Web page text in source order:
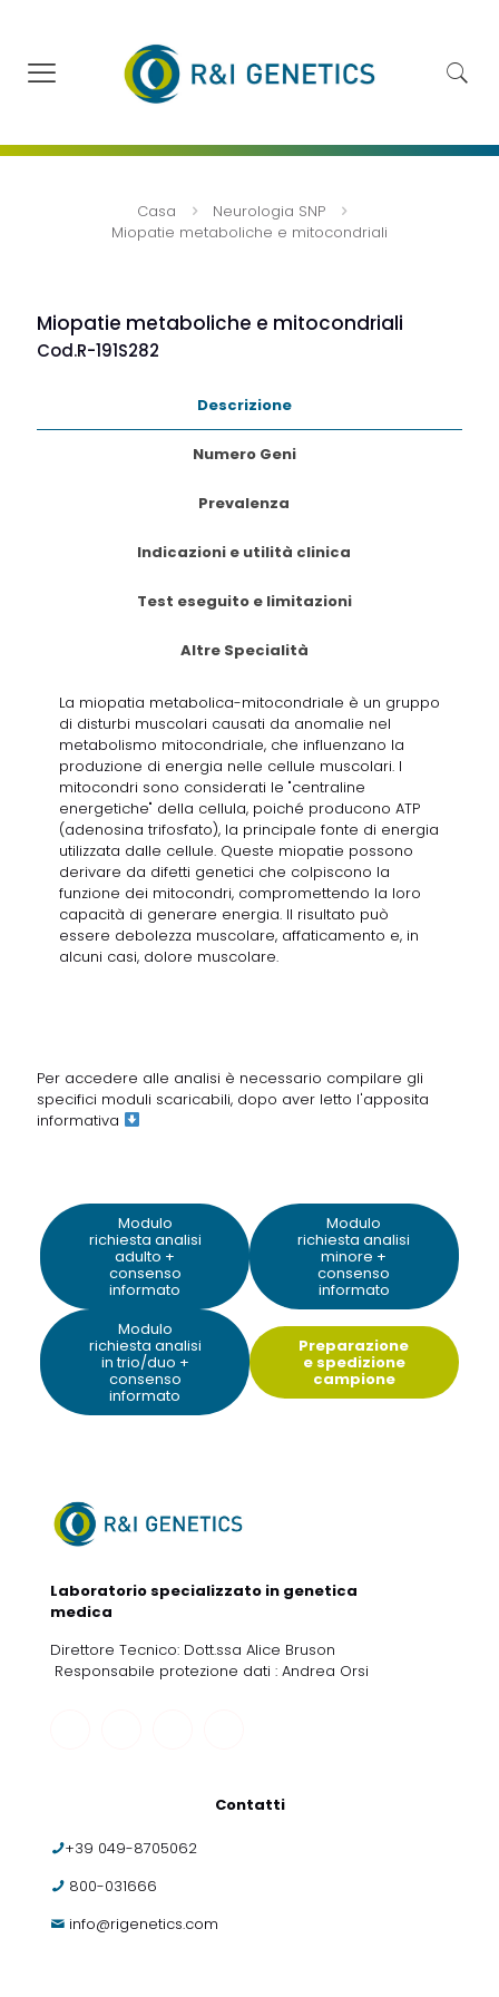
Casa
Neurologia SNP
Miopatie metaboliche e mitocondriali
Miopatie metaboliche e mitocondriali
Cod.R-191S282
Descrizione
Numero Geni
Prevalenza
Indicazioni e utilità clinica
Test eseguito e limitazioni
Altre Specialità
La miopatia metabolica-mitocondriale è un gruppo
di disturbi muscolari causati da anomalie nel
metabolismo mitocondriale, che influenzano la
produzione di energia nelle cellule muscolari. I
mitocondri sono considerati le "centraline
energetiche" della cellula, poiché producono ATP
(adenosina trifosfato), la principale fonte di energia
utilizzata dalle cellule. Queste miopatie possono
derivare da difetti genetici che colpiscono la
funzione dei mitocondri, compromettendo la loro
capacità di generare energia. Il risultato può
essere debolezza muscolare, affaticamento e, in
alcuni casi, dolore muscolare.
Per accedere alle analisi è necessario compilare gli
specifici moduli scaricabili, dopo aver letto l'apposita
informativa
Modulo
richiesta analisi
adulto +
consenso
informato
Modulo
richiesta analisi
minore +
consenso
informato
Modulo
richiesta analisi
in trio/duo +
consenso
informato
Preparazione
e spedizione
campione
Laboratorio specializzato in genetica
medica
Direttore Tecnico: Dott.ssa Alice Bruson
Responsabile protezione dati : Andrea Orsi
Contatti
+39 049-8705062
800-031666
info@rigenetics.com